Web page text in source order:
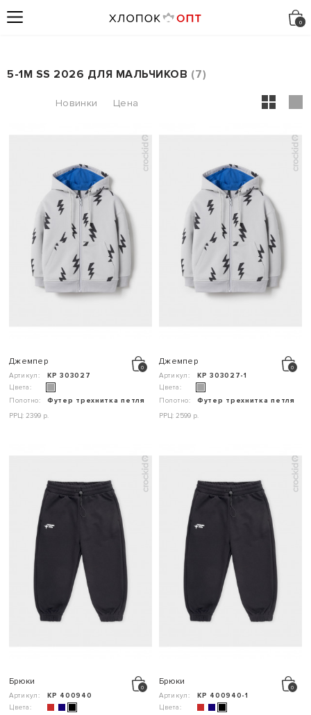
5-1М SS 2026 ДЛЯ МАЛЬЧИКОВ 7
Джемпер
Артикул:
КР 303027
Цвета:
Полотно:
Футер трехнитка петля
РРЦ: 2399 р.
Джемпер
Артикул:
КР 303027-1
Цвета:
Полотно:
Футер трехнитка петля
РРЦ: 2599 р.
Брюки
Артикул:
КР 400940
Цвета:
Брюки
Артикул:
КР 400940-1
Цвета: